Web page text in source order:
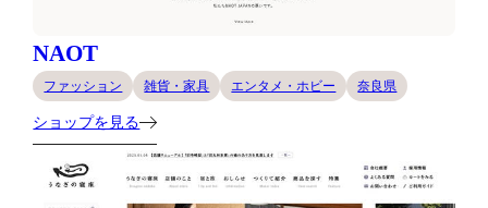
NAOT
ファッション 雑貨・家具 エンタメ・ホビー 奈良県
ショップを見る